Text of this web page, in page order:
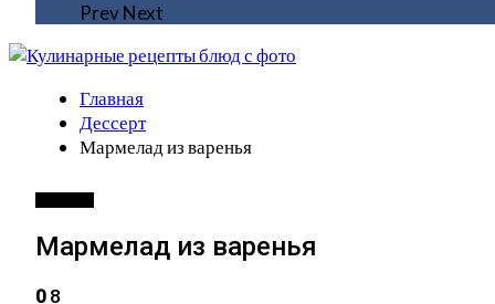
PrevNext
Главная
Дессерт
Мармелад из варенья
Мармелад из варенья
0 8